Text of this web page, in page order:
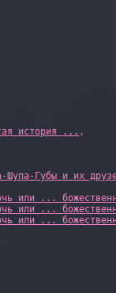
история ... ,
Шупа-Губы и их
или ...
или ...
или ...